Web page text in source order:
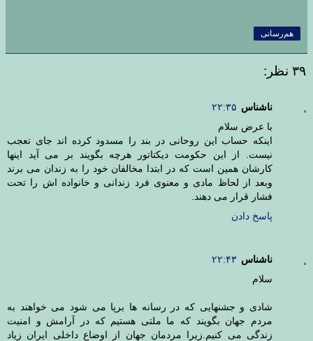
هم‌رسانی
۳۹ نظر:
ناشناس ۲۲:۳۵
با عرض سلام
اینکه حساب این روحانی در بند را مسدود کرده اند جای تعجب
نیست. از این حکومت دیکتاتور هرچه بگویند بر می آید اینها
کارشان همین است که در ابتدا مخالفان خود را به زندان می برند
وبعد از لحاظ مادی و معنوی فرد زندانی و خانواده اش را تحت
فشار قرار می دهند.
پاسخ دادن
ناشناس ۲۲:۴۳
سلام
شادی و جشنهایی که در رسانه ها برپا می شود می خواهند به
مردم جهان بگویند که ما ملتی هستیم که در آرامش و امنیت
زندگی می کنیم.زیرا مردمان جهان از اوضاع داخلی ایران زیاد